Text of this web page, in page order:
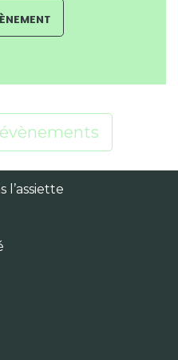
l’assiette